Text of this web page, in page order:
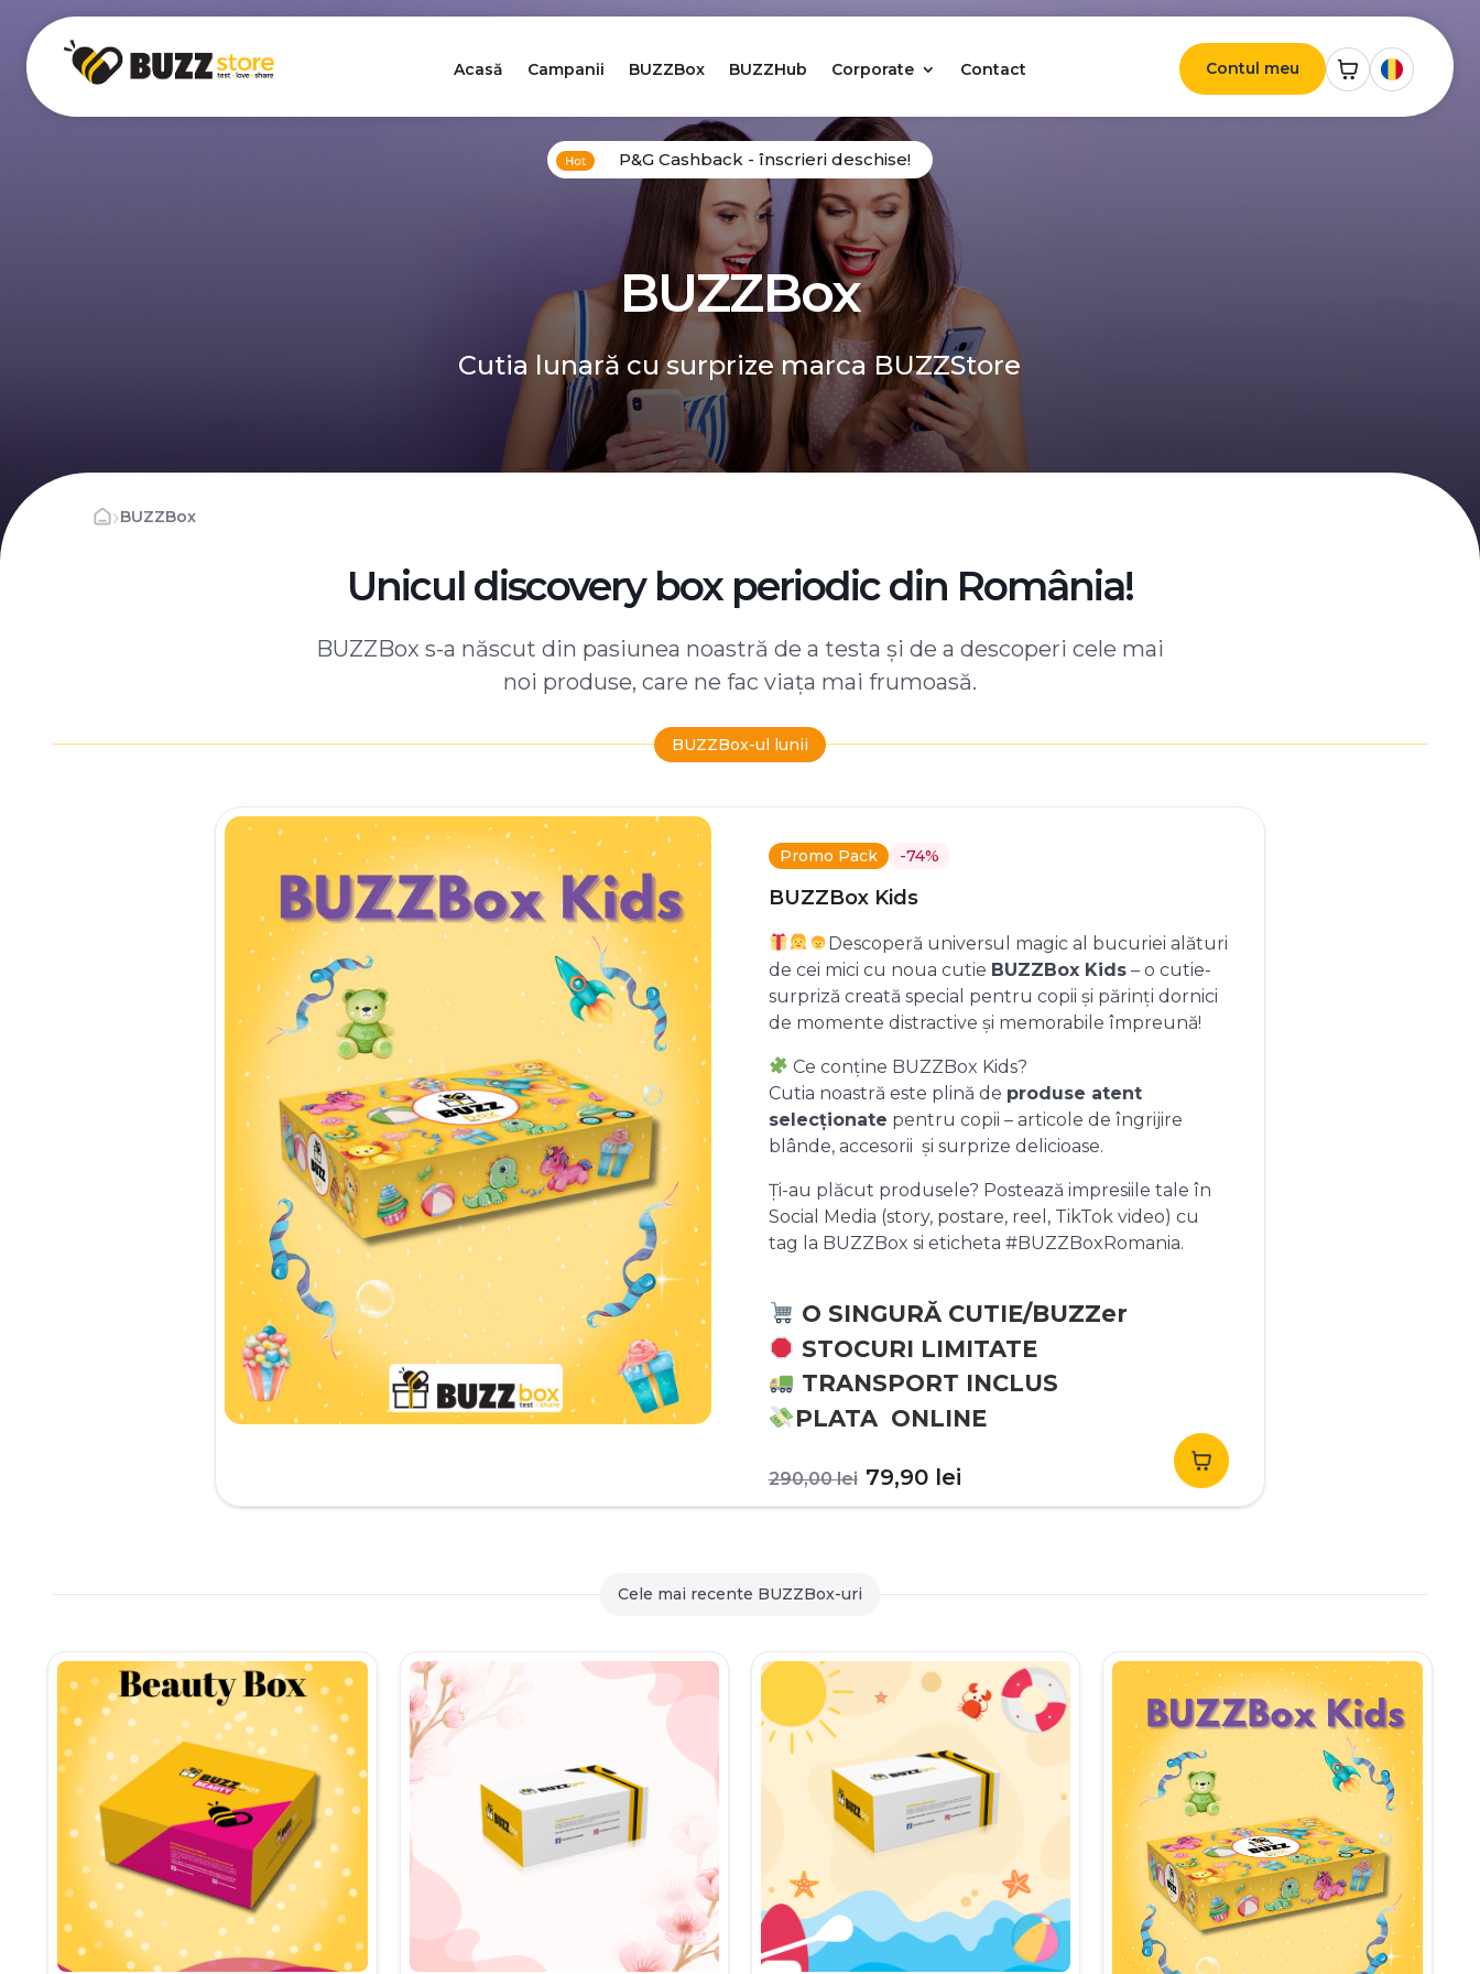
Acasă Campanii BUZZBox BUZZHub Corporate Contact Contul meu
P&G Cashback - înscrieri deschise!
BUZZBox
Cutia lunară cu surprize marca BUZZStore
›BUZZBox
Unicul discovery box periodic din România!
BUZZBox s-a născut din pasiunea noastră de a testa și de a descoperi cele mai
noi produse, care ne fac viața mai frumoasă.
BUZZBox-ul lunii
Promo Pack -74%
BUZZBox Kids
Descoperă universul magic al bucuriei alături
de cei mici cu noua cutie BUZZBox Kids– o cutie-
surpriză creată special pentru copii și părinți dornici
de momente distractive și memorabile împreună!
Ce conține BUZZBox Kids?
Cutia noastră este plină de produse atent
selecționate pentru copii – articole de îngrijire
blânde, accesorii și surprize delicioase.
Ți-au plăcut produsele? Postează impresiile tale în
Social Media (story, postare, reel, TikTok video) cu
tag la BUZZBox si eticheta #BUZZBoxRomania.
O SINGURĂ CUTIE/BUZZer
STOCURI LIMITATE
TRANSPORT INCLUS
PLATA ONLINE
290,00lei Prețul
inițial
79,90 leiPrețul
curent
Cele mai recente BUZZBox-uri